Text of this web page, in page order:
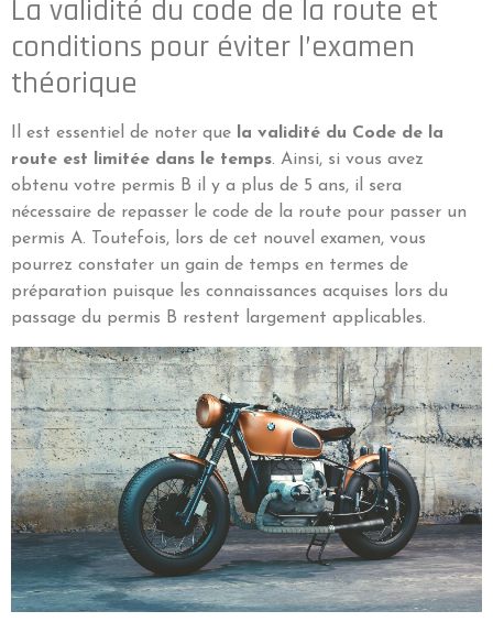
La validité du code de la route et
conditions pour éviter l’examen
théorique
Il est essentiel de noter que
la validité du Code de la
route est limitée dans le temps. Ainsi, si vous avez
obtenu votre permis B il y a plus de 5 ans, il sera
nécessaire de repasser le code de la route pour passer un
permis A. Toutefois, lors de cet nouvel examen, vous
pourrez constater un gain de temps en termes de
préparation puisque les connaissances acquises lors du
passage du permis B restent largement applicables.